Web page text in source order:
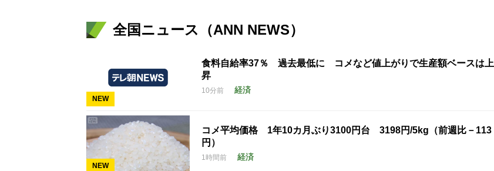
全国ニュース（ANN NEWS）
NEW
食料自給率37％ 過去最低に コメなど値上がりで生産額ベースは上
昇
10分前 経済
NEW
コメ平均価格 1年10カ月ぶり3100円台 3198円/5kg（前週比－113
円）
1時間前 経済